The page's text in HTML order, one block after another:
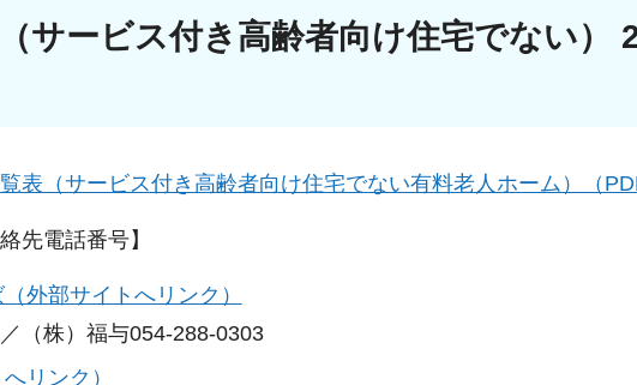
サービス付き高齢者向け住宅でない）
表（サービス付き高齢者向け住宅でない有料老人ホーム）（
先電話番号】
外部サイトへリンク）
（株）福与054-288-0303
リンク）